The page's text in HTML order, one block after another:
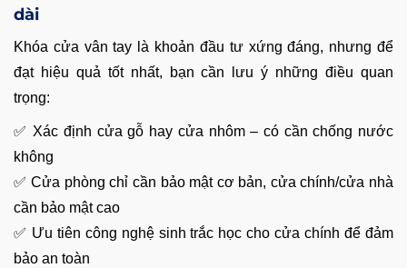
dài
Khóa cửa vân tay là khoản đầu tư xứng đáng, nhưng để
đạt hiệu quả tốt nhất, bạn cần lưu ý những điều quan
trọng:
✅ Xác định cửa gỗ hay cửa nhôm – có cần chống nước
không
✅ Cửa phòng chỉ cần bảo mật cơ bản, cửa chính/cửa nhà
cần bảo mật cao
✅ Ưu tiên công nghệ sinh trắc học cho cửa chính để đảm
bảo an toàn